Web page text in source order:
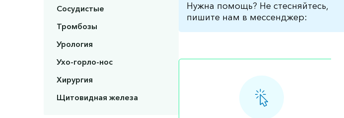
Сосудистые
Тромбозы
Урология
Ухо-горло-нос
Хирургия
Щитовидная железа
Нужна помощь? Не стесняйтесь,
пишите нам в мессенджер: